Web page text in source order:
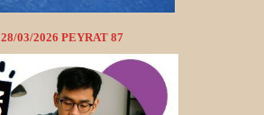
28/03/2026 PEYRAT 87